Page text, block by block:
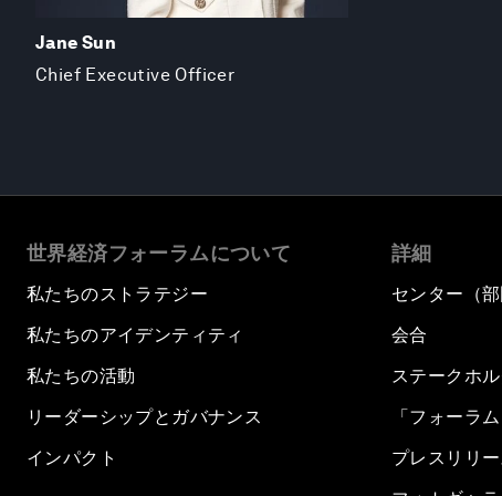
Jane Sun
Chief Executive Officer
世界経済フォーラムについて
私たちのストラテジー
私たちのアイデンティティ
私たちの活動
リーダーシップとガバナンス
インパクト
詳細
センター（部
会合
ステークホ
「フォーラ
プレスリリー